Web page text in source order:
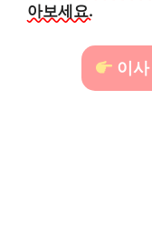
아보세요.
이